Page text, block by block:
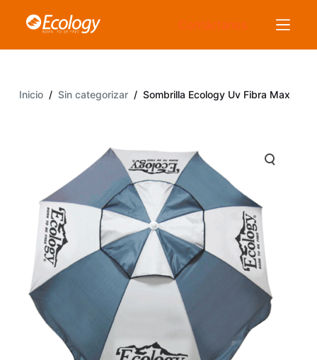
l
a
Contáctanos
Inicio / Sin categorizar / Sombrilla Ecology Uv Fibra Max